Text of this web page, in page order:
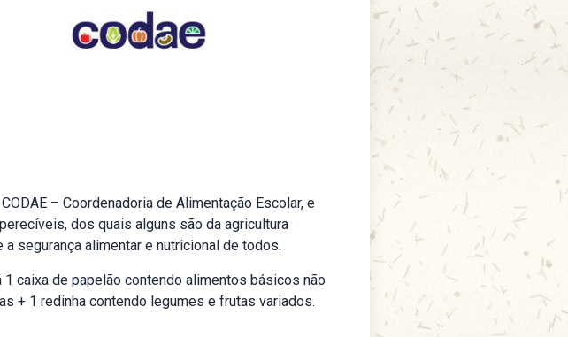
– Coordenadoria de Alimentação Escolar, e
dos quais alguns são da agricultura
segurança alimentar e nutricional de todos.
caixa de papelão contendo alimentos básicos não
+ 1 redinha contendo legumes e frutas variados.